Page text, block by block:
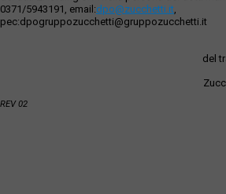
0371/5943191, email:dpo@zucchetti.it,
pec:dpogruppozucchetti@gruppozucchetti.it
del
REV 02